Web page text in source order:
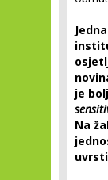
je
Na